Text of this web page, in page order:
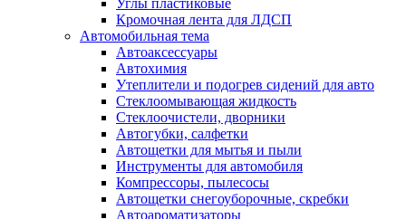
Кромочная лента для ЛДСП
Автомобильная тема
Автоаксессуары
Автохимия
Утеплители и подогрев сидений для авто
Стеклоомывающая жидкость
Стеклоочистели, дворники
Автогубки, салфетки
Автощетки для мытья и пыли
Инструменты для автомобиля
Компрессоры, пылесосы
Автощетки снегоуборочные, скребки
Автоароматизаторы